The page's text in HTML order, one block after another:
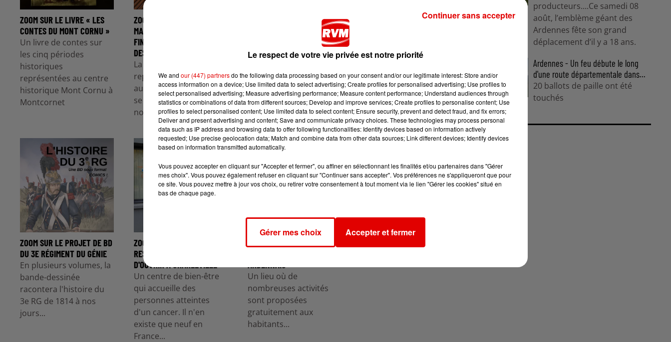
ZOOM SUR LE LIVRE « LES
CONTES DU MONT CORNU »
Un livre de contes sur
les cinq périodes
historiques
représentées au centre
historique Mont Cornu à
Montcornet
ZOOM SUR L’ARDENNAISE
MANON GUICHARD,
FINALISTE DU TROPHÉE
DES...
La jeune apprentie
représentera la région
au concours national qui
se déroulera les 24 et 25
novembre...
ZOOM SUR MÉLANIE, UNE
ARDENNAISE SÉLECTIONNÉE
Elle a été retenue grâce
tartine de salade au lard
pour le petit-déjeuner.
ZOOM SUR NOÉMIE, LA
L'Ardennaise ira
région au concours
national en mars
prochain...
ZOOM SUR LE PROJET DE BD
DU 3E RÉGIMENT DU GÉNIE
En plusieurs volumes, la
bande-dessinée
racontera l'histoire du
3e RG de 1814 à nos
jours...
ZOOM SUR UN CENTRE
RESSOURCE QUI VIENT
D'OUVRIR À CHARLEVILLE
Un centre de bien-être
qui accueille des
personnes atteintes
d'un cancer. Il n'en
existe que neuf en
France...
Un lieu où de
nombreuses activités
sont proposées
gratuitement aux
habitants...
producteurs....Ce samedi 08
août, l’emblème géant des
Ardennes fête son grand
déplacement d’il y a 18 ans.
Ardennes - Un feu débute le long
d'une route départementale dans...
20 ballots de paille ont été
touchés
Le respect de votre vie privée est notre priorité
We and our (447) partnersdo the following data processing based on your consent and/or our legitimate interest: Store and/or
access information on a device; Use limited data to select advertising; Create profiles for personalised advertising; Use profiles to
select personalised advertising; Measure advertising performance; Measure content performance; Understand audiences through
statistics or combinations of data from different sources; Develop and improve services; Create profiles to personalise content; Use
profiles to select personalised content; Use limited data to select content; Ensure security, prevent and detect fraud, and fix errors;
Deliver and present advertising and content; Save and communicate privacy choices. These technologies may process personal
data such as IP address and browsing data to offer following functionalities: Identify devices based on information actively
requested; Use precise geolocation data; Match and combine data from other data sources; Link different devices; Identify devices
based on information transmitted automatically.
Vous pouvez accepter en cliquant sur "Accepter et fermer", ou affiner en sélectionnant les finalités et/ou partenaires dans "Gérer
mes choix". Vous pouvez également refuser en cliquant sur "Continuer sans accepter". Vos préférences ne s'appliqueront que pour
ce site. Vous pouvez mettre à jour vos choix, ou retirer votre consentement à tout moment via le lien "Gérer les cookies" situé en
bas de chaque page.
Gérer mes choix Accepter et fermer
Continuer sans accepter